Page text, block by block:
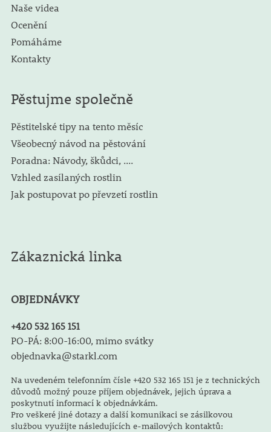
Naše videa
Ocenění
Pomáháme
Kontakty
Pěstujme společně
Pěstitelské tipy na tento měsíc
Všeobecný návod na pěstování
Poradna: Návody, škůdci, ....
Vzhled zasílaných rostlin
Jak postupovat po převzetí rostlin
Zákaznická linka
OBJEDNÁVKY
+420 532 165 151
PO-PÁ: 8:00-16:00, mimo svátky
objednavka@starkl.com
Na uvedeném telefonním čísle +420 532 165 151 je z technických
důvodů možný pouze příjem objednávek, jejich úprava a
poskytnutí informací k objednávkám.
Pro veškeré jiné dotazy a další komunikaci se zásilkovou
službou využijte následujících e-mailových kontaktů: